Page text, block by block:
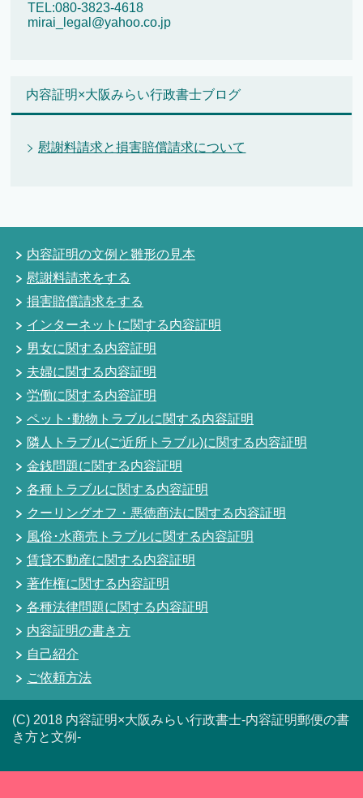
TEL:080-3823-4618
mirai_legal@yahoo.co.jp
内容証明×大阪みらい行政書士ブログ
慰謝料請求と損害賠償請求について
内容証明の文例と雛形の見本
慰謝料請求をする
損害賠償請求をする
インターネットに関する内容証明
男女に関する内容証明
夫婦に関する内容証明
労働に関する内容証明
ペット･動物トラブルに関する内容証明
隣人トラブル(ご近所トラブル)に関する内容証明
金銭問題に関する内容証明
各種トラブルに関する内容証明
クーリングオフ・悪徳商法に関する内容証明
風俗･水商売トラブルに関する内容証明
賃貸不動産に関する内容証明
著作権に関する内容証明
各種法律問題に関する内容証明
内容証明の書き方
自己紹介
ご依頼方法
(C) 2018 内容証明×大阪みらい行政書士-内容証明郵便の書
き方と文例-